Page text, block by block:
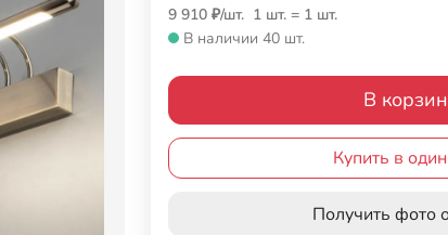
9 910 ₽/шт. 1 шт.= 1 шт.
В наличии 40 шт.
В
Купить в
Получить фото